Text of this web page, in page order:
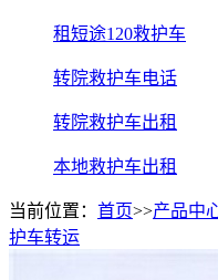
租短途120救护车
转院救护车电话
转院救护车出租
本地救护车出租
当前位置： 首页>>产品中
护车转运